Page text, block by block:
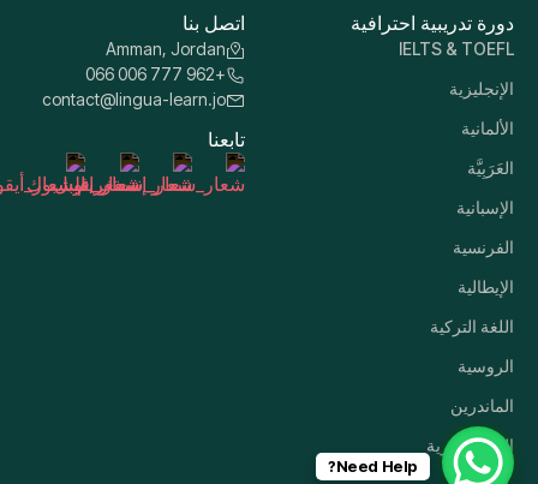
دورة تدريبية احترافية
IELTS & TOEFL
الإنجليزية
الألمانية
العَرَبِيَّة
الإسبانية
الفرنسية
الإيطالية
اللغة التركية
الروسية
الماندرين
اللغة الكورية
اتصل بنا
Amman, Jordan
+962 777 006 066
contact@lingua-learn.jo
تابعنا
Need Help?